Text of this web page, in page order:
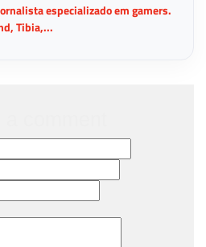
especializado em gamers.
Tibia,...